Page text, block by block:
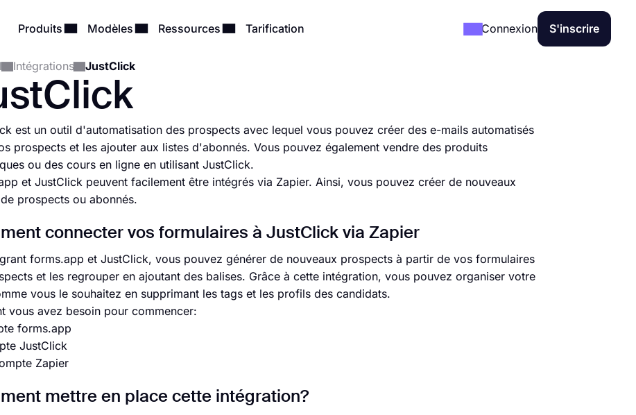
Produits Modèles Ressources Tarification Connexion S'inscrire
Intégrations JustClick
est un outil d'automatisation des prospects avec lequel vous pouvez créer des e-mails automatisés
prospects et les ajouter aux listes d'abonnés. Vous pouvez également vendre des produits
ou des cours en ligne en utilisant JustClick.
et JustClick peuvent facilement être intégrés via Zapier. Ainsi, vous pouvez créer de nouveaux
prospects ou abonnés.
connecter vos formulaires à JustClick via Zapier
forms.app et JustClick, vous pouvez générer de nouveaux prospects à partir de vos formulaires
et les regrouper en ajoutant des balises. Grâce à cette intégration, vous pouvez organiser votre
vous le souhaitez en supprimant les tags et les profils des candidats.
vous avez besoin pour commencer:
forms.app
JustClick
Zapier
mettre en place cette intégration?